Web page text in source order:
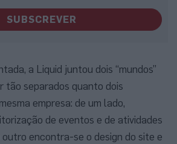
SUBSCREVER
a Liquid juntou dois “mundos”
tão separados quanto dois
empresa: de um lado,
de eventos e de atividades
encontra-se o design do site e